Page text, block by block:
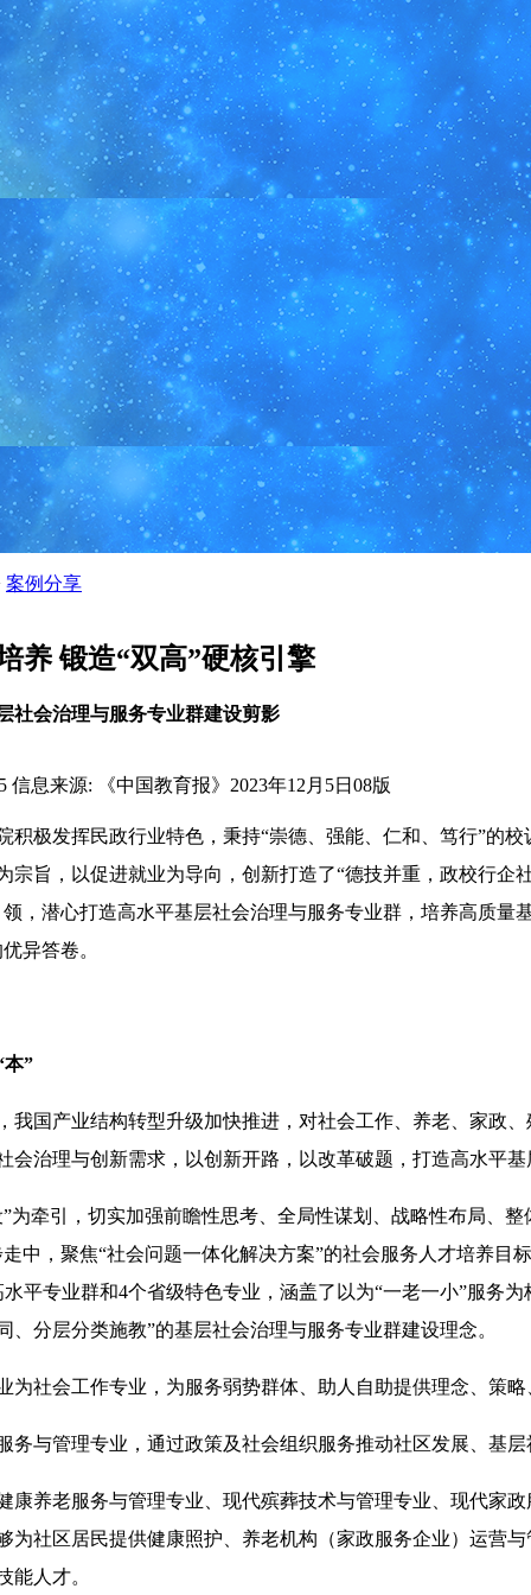
案例分享
养 锻造“双高”硬核引擎
社会治理与服务专业群建设剪影
信息来源: 《中国教育报》2023年12月5日08版
积极发挥民政行业特色，秉持“崇德、强能、仁和、笃行”的
宗旨，以促进就业为导向，创新打造了“德技并重，政校行企
，潜心打造高水平基层社会治理与服务专业群，培养高质
异答卷。
本”
我国产业结构转型升级加快推进，对社会工作、养老、家政
会治理与创新需求，以创新开路，以改革破题，打造高水平
为牵引，切实加强前瞻性思考、全局性谋划、战略性布局、
中，聚焦“社会问题一体化解决方案”的社会服务人才培养
平专业群和4个省级特色专业，涵盖了以为“一老一小”服务
、分层分类施教”的基层社会治理与服务专业群建设理念。
为社会工作专业，为服务弱势群体、助人自助提供理念、策
务与管理专业，通过政策及社会组织服务推动社区发展、基
康养老服务与管理专业、现代殡葬技术与管理专业、现代家
为社区居民提供健康照护、养老机构（家政服务企业）运营
能人才。